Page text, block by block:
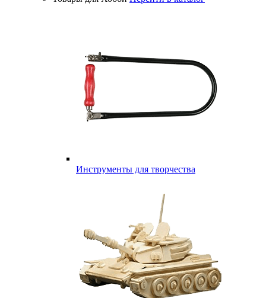
Инструменты для творчества